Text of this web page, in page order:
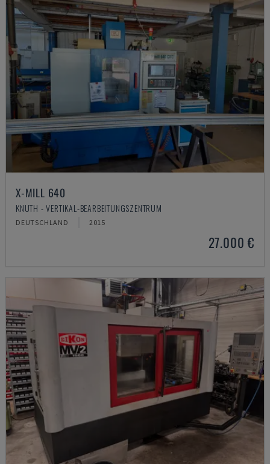
X-MILL 640
KNUTH - VERTIKAL-BEARBEITUNGSZENTRUM
DEUTSCHLAND 2015
27.000 €